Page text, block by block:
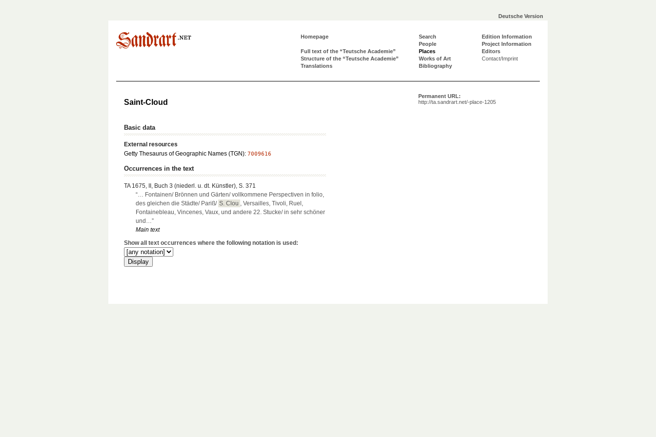
Deutsche Version
Homepage
Full text of the “Teutsche Academie”
Structure of the “Teutsche Academie”
Translations
Search
People
Places
Works of Art
Bibliography
Edition Information
Project Information
Editors
Contact/Imprint
Permanent URL:
http://ta.sandrart.net/-place-1205
Saint-Cloud
Basic data
External resources
Getty Thesaurus of Geographic Names (TGN): 7009616
Occurrences in the text
TA 1675, II, Buch 3 (niederl. u. dt. Künstler), S. 371
“… Fontainen/ Brönnen und Gärten/ vollkommene Perspectiven in folio,
des gleichen die Städte/ Pariß/ S. Clou , Versailles, Tivoli, Ruel,
Fontainebleau, Vincenes, Vaux, und andere 22. Stucke/ in sehr schöner
und…”
Main text
Show all text occurrences where the following notation is used: